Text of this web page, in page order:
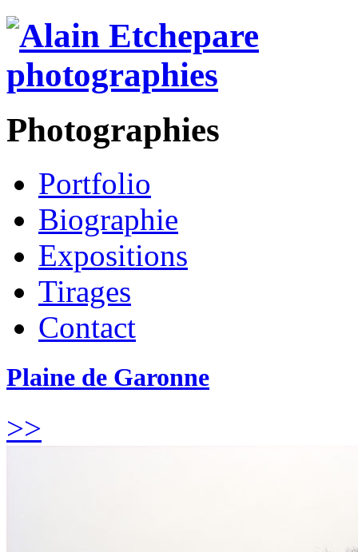
Photographies
Portfolio
Biographie
Expositions
Tirages
Contact
Plaine de Garonne
>>